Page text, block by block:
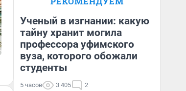
Ученый в изгнании: какую
тайну хранит могила
профессора уфимского
вуза, которого обожали
студенты
5 часов 3 405 2